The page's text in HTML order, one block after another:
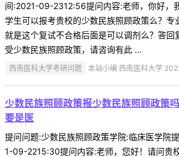
间:2021-09-2312:56提问内容:老师，你好，
学生可以报考贵校的少数民族照顾政策么？专
就是这个复试不合格后面是可以调剂么？答回
受少数民族照顾政策，请咨询有此 ...
西南医科大学考研问题 本站小编 西南医科大学
少数民族照顾政策报少数民族照顾政策
要是医
提问问题:少数民族照顾政策学院:临床医学院
1-09-2215:30提问内容:老师，您好！请问贵